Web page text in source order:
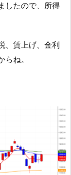
したので、所得
、賃上げ、金利
ね。